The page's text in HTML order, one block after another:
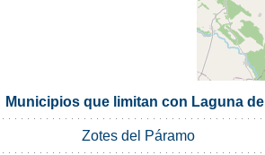
Municipios que limitan con Laguna
Zotes del Páramo